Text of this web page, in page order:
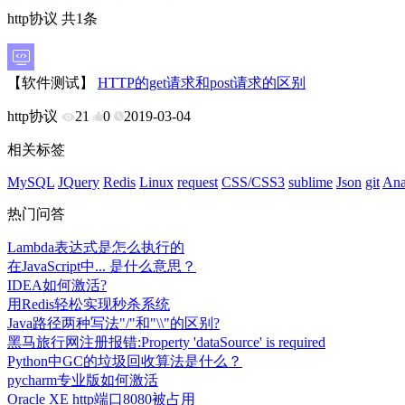
http协议 共1条
【软件测试】 HTTP的get请求和post请求的区别
http协议 21 0 2019-03-04
相关标签
MySQL JQuery Redis Linux request CSS/CSS3 sublime Json git
热门问答
Lambda表达式是怎么执行的
在JavaScript中... 是什么意思？
IDEA如何激活?
用Redis轻松实现秒杀系统
Java路径两种写法"/"和"\\"的区别?
黑马旅行网注册报错:Property 'dataSource' is required
Python中GC的垃圾回收算法是什么？
pycharm专业版如何激活
Oracle XE http端口8080被占用